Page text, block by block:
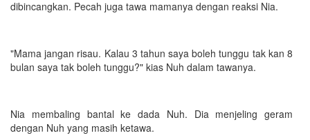
dibincangkan. Pecah juga tawa mamanya dengan reaksi Nia.
"Mama jangan risau. Kalau 3 tahun saya boleh tunggu tak kan 8
bulan saya tak boleh tunggu?" kias Nuh dalam tawanya.
Nia membaling bantal ke dada Nuh. Dia menjeling geram
dengan Nuh yang masih ketawa.